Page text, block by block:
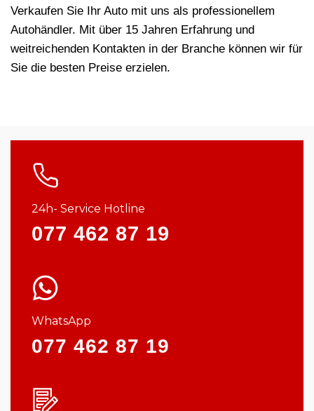
Verkaufen Sie Ihr Auto mit uns als professionellem
Autohändler. Mit über 15 Jahren Erfahrung und
weitreichenden Kontakten in der Branche können wir für
Sie die besten Preise erzielen.
24h- Service Hotline
077 462 87 19
WhatsApp
077 462 87 19